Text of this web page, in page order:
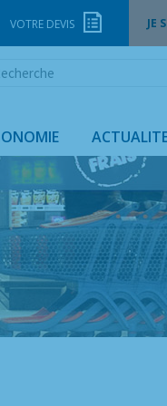
JE
VOTRE DEVIS